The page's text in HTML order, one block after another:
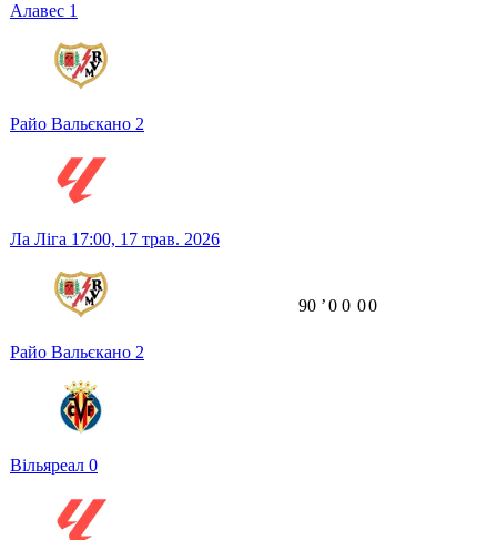
Алавес 1
Райо Вальєкано 2
Ла Ліга 17:00, 17 трав. 2026
Райо Вальєкано 2
Вільяреал 0
90 ʼ0 0 00